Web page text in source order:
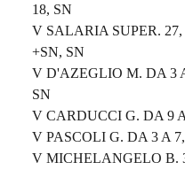
18, SN
V SALARIA SUPER. 27,
+SN, SN
V D'AZEGLIO M. DA 3
SN
V CARDUCCI G. DA 9
V PASCOLI G. DA 3 A
V MICHELANGELO B.